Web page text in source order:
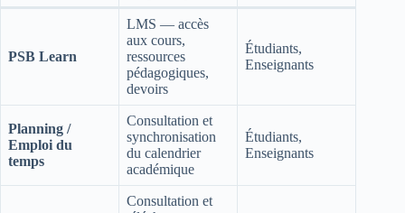
PSB Learn
LMS — accès
aux cours,
ressources
pédagogiques,
devoirs
Étudiants,
Enseignants
Planning /
Emploi du
temps
Consultation et
synchronisation
du calendrier
académique
Étudiants,
Enseignants
Consultation et